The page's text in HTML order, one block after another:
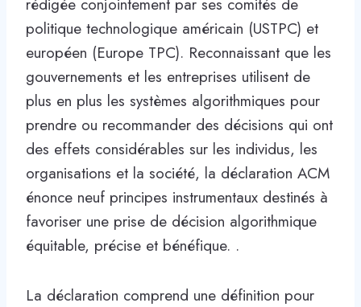
rédigée conjointement par ses comités de
politique technologique américain (USTPC) et
européen (Europe TPC). Reconnaissant que les
gouvernements et les entreprises utilisent de
plus en plus les systèmes algorithmiques pour
prendre ou recommander des décisions qui ont
des effets considérables sur les individus, les
organisations et la société, la déclaration ACM
énonce neuf principes instrumentaux destinés à
favoriser une prise de décision algorithmique
équitable, précise et bénéfique. .
La déclaration comprend une définition pour